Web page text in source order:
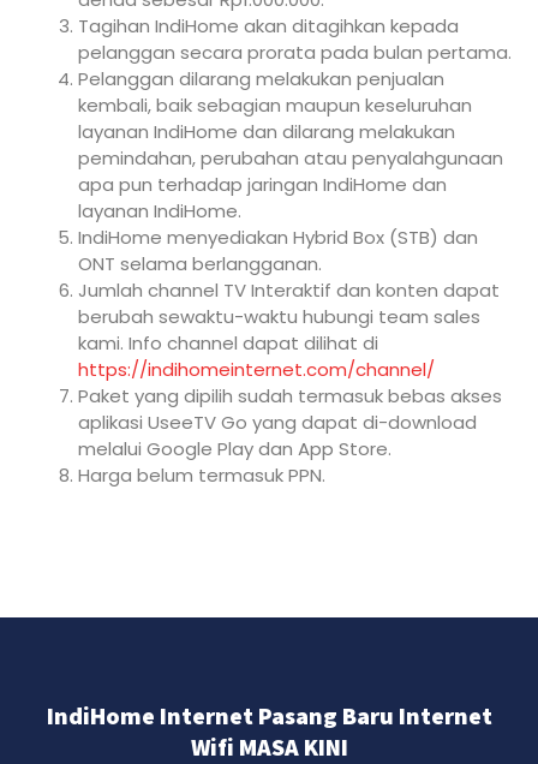
Tagihan IndiHome akan ditagihkan kepada
pelanggan secara prorata pada bulan pertama.
Pelanggan dilarang melakukan penjualan
kembali, baik sebagian maupun keseluruhan
layanan IndiHome dan dilarang melakukan
pemindahan, perubahan atau penyalahgunaan
apa pun terhadap jaringan IndiHome dan
layanan IndiHome.
IndiHome menyediakan Hybrid Box (STB) dan
ONT selama berlangganan.
Jumlah channel TV Interaktif dan konten dapat
berubah sewaktu-waktu hubungi team sales
kami. Info channel dapat dilihat di
https://indihomeinternet.com/channel/
Paket yang dipilih sudah termasuk bebas akses
aplikasi UseeTV Go yang dapat di-download
melalui Google Play dan App Store.
Harga belum termasuk PPN.
IndiHome Internet Pasang Baru Internet
Wifi MASA KINI